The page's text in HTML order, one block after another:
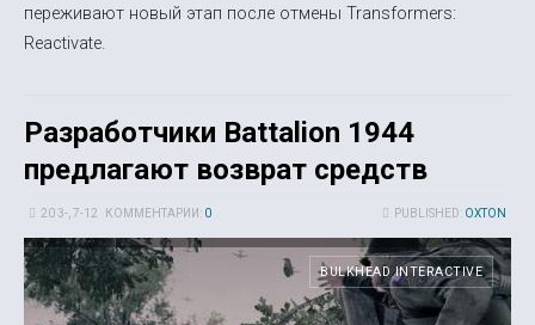
переживают новый этап после отмены Transformers:
Reactivate.
Разработчики Battalion 1944
предлагают возврат средств
PUBLISHED: OXTON
20 3-, 7-12 КОММЕНТАРИИ: 0
BULKHEAD INTERACTIVE